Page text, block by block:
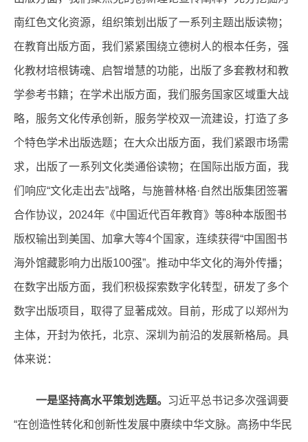
南红色文化资源，组织策划出版了一系列主题出版读物；
在教育出版方面，我们紧紧围绕立德树人的根本任务，强
化教材培根铸魂、启智增慧的功能，出版了多套教材和教
学参考书籍；在学术出版方面，我们服务国家区域重大战
略，服务文化传承创新，服务学校双一流建设，打造了多
个特色学术出版选题；在大众出版方面，我们紧跟市场需
求，出版了一系列文化类通俗读物；在国际出版方面，我
们响应“文化走出去”战略，与施普林格·自然出版集团签署
合作协议，2024年《中国近代百年教育》等8种本版图书
版权输出到美国、加拿大等4个国家，连续获得“中国图书
海外馆藏影响力出版100强”。推动中华文化的海外传播；
在数字出版方面，我们积极探索数字化转型，研发了多个
数字出版项目，取得了显著成效。目前，形成了以郑州为
主体，开封为依托，北京、深圳为前沿的发展新格局。具
体来说：
一是坚持高水平策划选题。 习近平总书记多次强调要
“在创造性转化和创新性发展中赓续中华文脉。高扬中华民